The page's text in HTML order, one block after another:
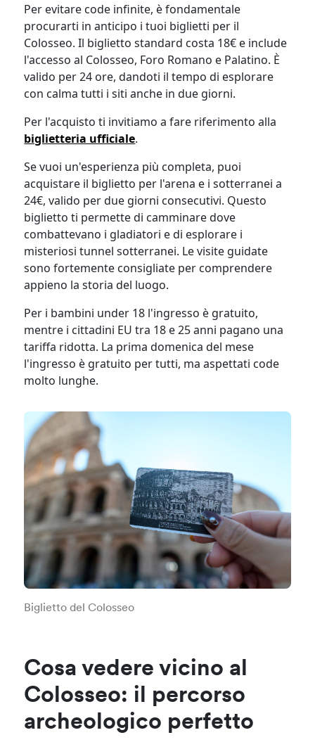
Per evitare code infinite, è fondamentale
procurarti in anticipo i tuoi biglietti per il
Colosseo. Il biglietto standard costa 18€ e include
l'accesso al Colosseo, Foro Romano e Palatino. È
valido per 24 ore, dandoti il tempo di esplorare
con calma tutti i siti anche in due giorni.
Per l'acquisto ti invitiamo a fare riferimento alla
biglietteria ufficiale.
Se vuoi un'esperienza più completa, puoi
acquistare il biglietto per l'arena e i sotterranei a
24€, valido per due giorni consecutivi. Questo
biglietto ti permette di camminare dove
combattevano i gladiatori e di esplorare i
misteriosi tunnel sotterranei. Le visite guidate
sono fortemente consigliate per comprendere
appieno la storia del luogo.
Per i bambini under 18 l'ingresso è gratuito,
mentre i cittadini EU tra 18 e 25 anni pagano una
tariffa ridotta. La prima domenica del mese
l'ingresso è gratuito per tutti, ma aspettati code
molto lunghe.
Biglietto del Colosseo
Cosa vedere vicino al
Colosseo: il percorso
archeologico perfetto